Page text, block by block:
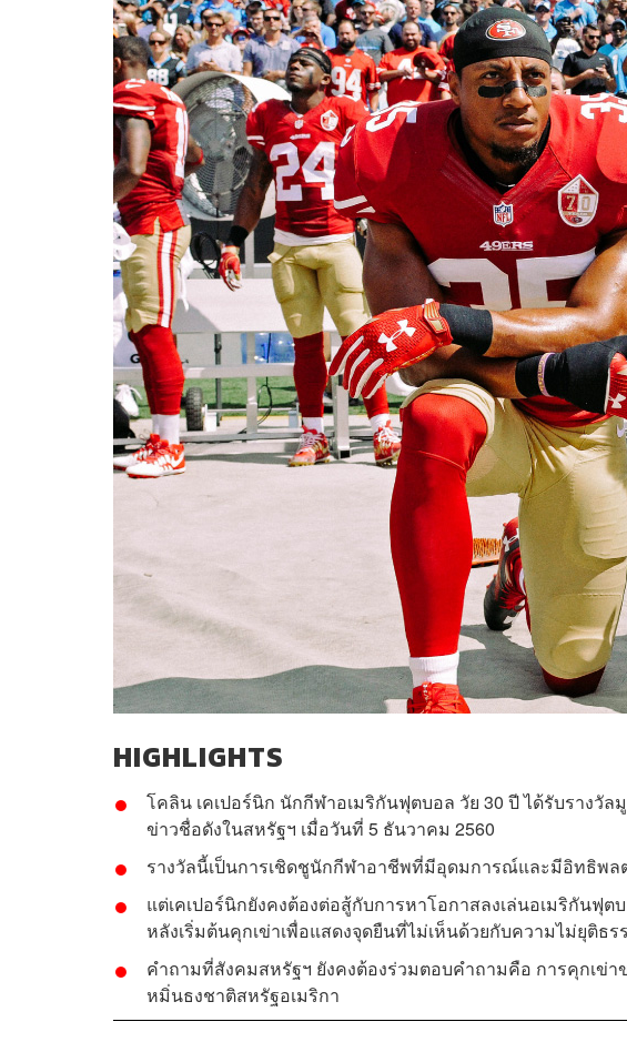
HIGHLIGHTS
โคลิน เคเปอร์นิก นักกีฬาอเมริกันฟุตบอล วัย 30 ปี ได้รับรางวั
ข่าวชื่อดังในสหรัฐฯ เมื่อวันที่ 5 ธันวาคม 2560
รางวัลนี้เป็นการเชิดชูนักกีฬาอาชีพที่มีอุดมการณ์และมีอิทธิพล
แต่เคเปอร์นิกยังคงต้องต่อสู้กับการหาโอกาสลงเล่นอเมริกันฟุต
หลังเริ่มต้นคุกเข่าเพื่อแสดงจุดยืนที่ไม่เห็นด้วยกับความไม่ยุติธ
คำถามที่สังคมสหรัฐฯ ยังคงต้องร่วมตอบคำถามคือ การคุกเข่า
หมิ่นธงชาติสหรัฐอเมริกา